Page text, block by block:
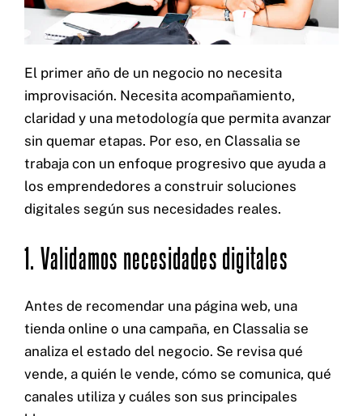
El primer año de un negocio no necesita
improvisación. Necesita acompañamiento,
claridad y una metodología que permita avanzar
sin quemar etapas. Por eso, en Classalia se
trabaja con un enfoque progresivo que ayuda a
los emprendedores a construir soluciones
digitales según sus necesidades reales.
1. Validamos necesidades digitales
Antes de recomendar una página web, una
tienda online o una campaña, en Classalia se
analiza el estado del negocio. Se revisa qué
vende, a quién le vende, cómo se comunica, qué
canales utiliza y cuáles son sus principales